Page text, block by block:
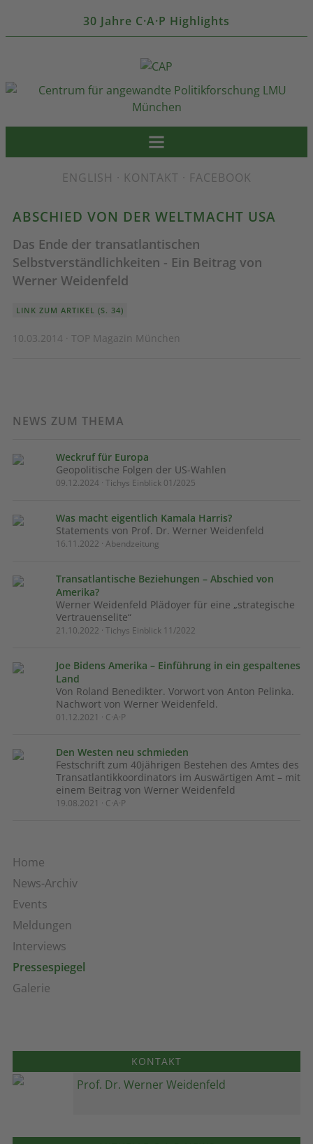
30 Jahre C·A·P Highlights
ENGLISH · KONTAKT · FACEBOOK
Home
News-Archiv
Events
Meldungen
Interviews
Pressespiegel
Galerie
ABSCHIED VON DER WELTMACHT USA
Das Ende der transatlantischen
Selbstverständlichkeiten - Ein Beitrag von
Werner Weidenfeld
LINK ZUM ARTIKEL (S. 34)
10.03.2014 · TOP Magazin München
NEWS ZUM THEMA
Weckruf für Europa
Geopolitische Folgen der US-Wahlen
09.12.2024 · Tichys Einblick 01/2025
Was macht eigentlich Kamala Harris?
Statements von Prof. Dr. Werner Weidenfeld
16.11.2022 · Abendzeitung
Transatlantische Beziehungen – Abschied von
Amerika?
Werner Weidenfeld Plädoyer für eine „strategische
Vertrauenselite“
21.10.2022 · Tichys Einblick 11/2022
Joe Bidens Amerika – Einführung in ein gespaltenes
Land
Von Roland Benedikter. Vorwort von Anton Pelinka.
Nachwort von Werner Weidenfeld.
01.12.2021 · C·A·P
Den Westen neu schmieden
Festschrift zum 40jährigen Bestehen des Amtes des
Transatlantikkoordinators im Auswärtigen Amt – mit
einem Beitrag von Werner Weidenfeld
19.08.2021 · C·A·P
KONTAKT
Prof. Dr. Werner Weidenfeld